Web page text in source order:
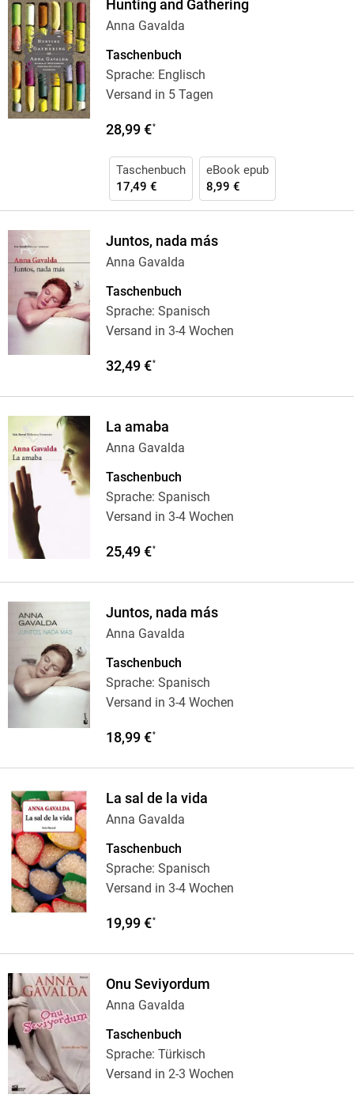
Hunting and Gathering
Anna Gavalda
Taschenbuch
Sprache: Englisch
Versand in 5 Tagen
28,99 €*
Taschenbuch
17,49 €
eBook epub
8,99 €
Juntos, nada más
Anna Gavalda
Taschenbuch
Sprache: Spanisch
Versand in 3-4 Wochen
32,49 €*
La amaba
Anna Gavalda
Taschenbuch
Sprache: Spanisch
Versand in 3-4 Wochen
25,49 €*
Juntos, nada más
Anna Gavalda
Taschenbuch
Sprache: Spanisch
Versand in 3-4 Wochen
18,99 €*
La sal de la vida
Anna Gavalda
Taschenbuch
Sprache: Spanisch
Versand in 3-4 Wochen
19,99 €*
Onu Seviyordum
Anna Gavalda
Taschenbuch
Sprache: Türkisch
Versand in 2-3 Wochen